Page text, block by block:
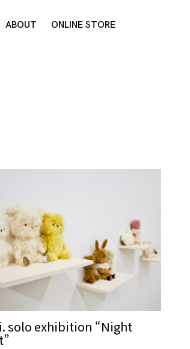
ABOUT ONLINE STORE
solo exhibition “Night